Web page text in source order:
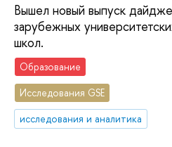
Вышел новый выпуск
зарубежных
школ.
Образование
Исследования GSE
исследования и аналитика